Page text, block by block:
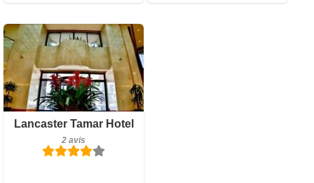
Lancaster Tamar Hotel
2 avis
2 avis
Détails
Réserver